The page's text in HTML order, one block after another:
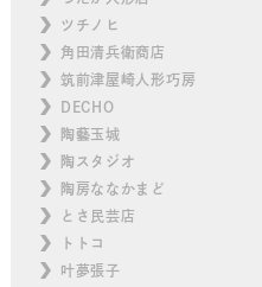
ツチノヒ
角田清兵衛商店
筑前津屋崎人形巧房
DECHO
陶藝玉城
陶スタジオ
陶房ななかまど
とさ民芸店
トトコ
叶夢張子